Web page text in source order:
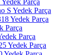
S Yedek Parça
Yedek Parça
Parça
Parça
Yedek Parça